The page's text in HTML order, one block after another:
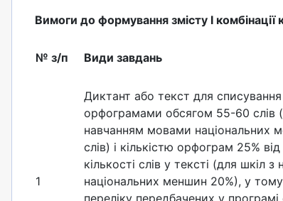
Вимоги до формування змісту І комбінації
№ з/п Види завдань
1
Диктант або текст для
орфограмами обсягом 55-60 слів
навчанням мовами національних
слів) і кількістю орфограм 25% від
кількості слів у тексті (для шкіл
національних меншин 20%), у